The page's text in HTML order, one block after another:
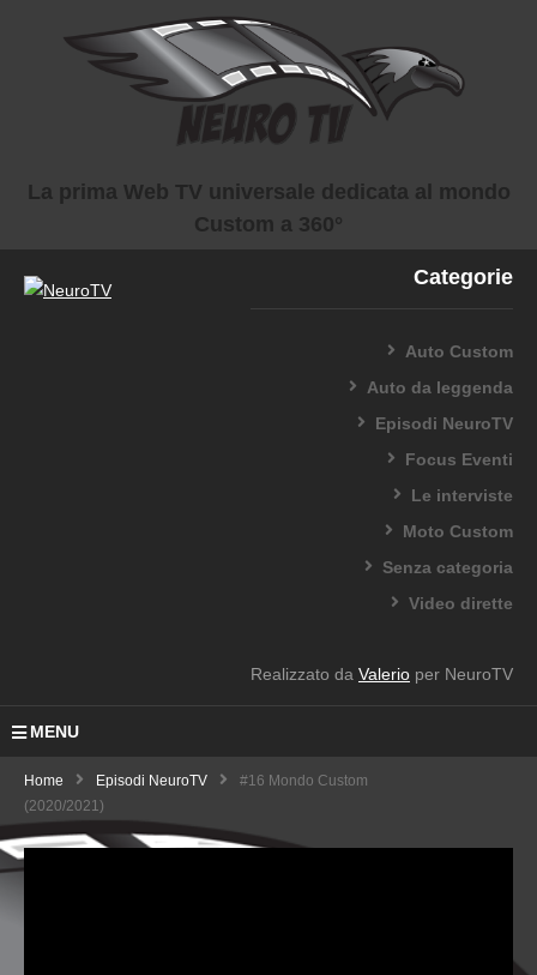
La prima Web TV universale dedicata al mondo
Custom a 360°
Categorie
Auto Custom
Auto da leggenda
Episodi NeuroTV
Focus Eventi
Le interviste
Moto Custom
Senza categoria
Video dirette
Realizzato da Valerio per NeuroTV
MENU
Home Episodi NeuroTV
#16 Mondo Custom
(2020/2021)